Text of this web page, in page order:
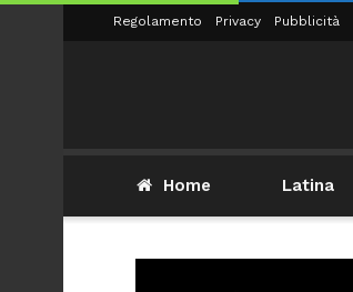
Regolamento Privacy Pubblicità
Home Latina